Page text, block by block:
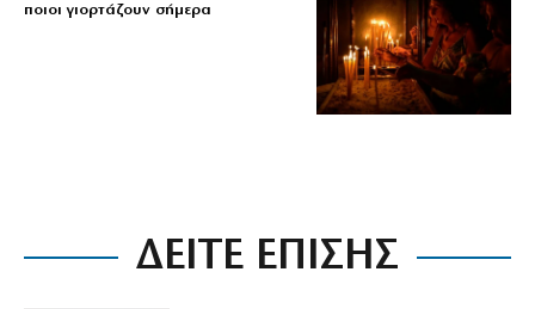
ποιοι γιορτάζουν σήμερα
ΔΕΙΤΕ ΕΠΙΣΗΣ